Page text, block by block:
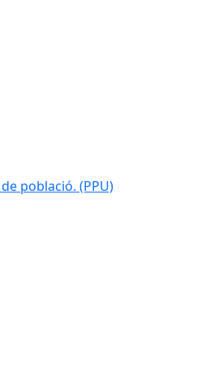
població. (PPU)